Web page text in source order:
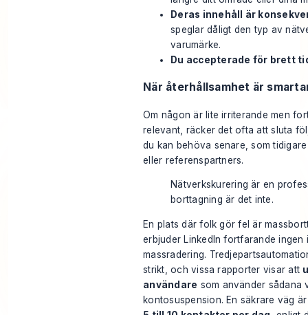
Deras innehåll är
speglar dåligt den typ av
varumärke.
Du accepterade för brett
När återhållsamhet är
Om någon är lite irriterande men
relevant, räcker det ofta att sluta
du kan behöva senare, som
eller referenspartners.
Nätverkskurering är en
borttagning är det inte.
En plats där folk gör fel är
erbjuder LinkedIn fortfarande
massradering.
strikt, och vissa rapporter visar att
användare som använder sådana
kontosuspension. En säkrare väg